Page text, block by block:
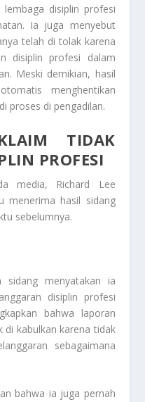
lembaga disiplin profesi
Ia juga menyebut
telah di tolak karena
disiplin profesi dalam
Meski demikian, hasil
menghentikan
proses di pengadilan.
TIDAK
PROFESI
media, Richard Lee
menerima hasil sidang
sebelumnya.
sidang menyatakan ia
disiplin profesi
bahwa laporan
di kabulkan karena tidak
sebagaimana
bahwa ia juga pernah